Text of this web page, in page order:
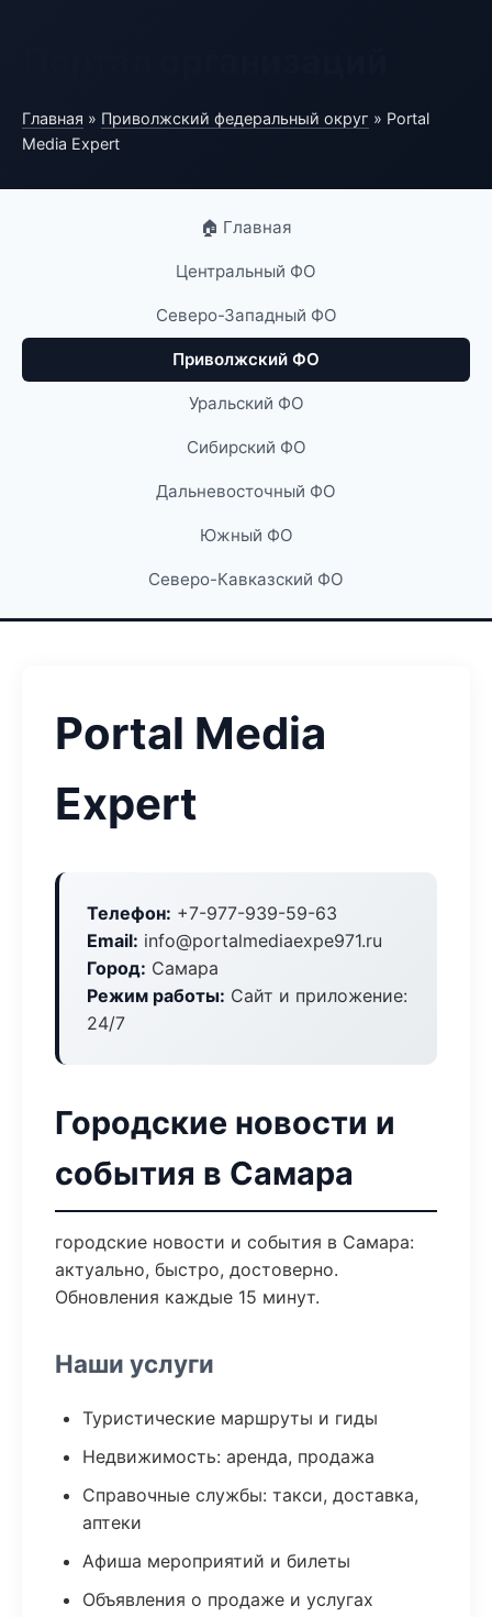
Главная » Приволжский федеральный округ » Portal
Media Expert
🏠 Главная
Центральный ФО
Северо-Западный ФО
Приволжский ФО
Уральский ФО
Сибирский ФО
Дальневосточный ФО
Южный ФО
Северо-Кавказский ФО
Portal Media
Expert
Телефон: +7-977-939-59-63
Email: info@portalmediaexpe971.ru
Город: Самара
Режим работы: Сайт и приложение:
24/7
Городские новости и
события в Самара
городские новости и события в Самара:
актуально, быстро, достоверно.
Обновления каждые 15 минут.
Наши услуги
Туристические маршруты и гиды
Недвижимость: аренда, продажа
Справочные службы: такси, доставка,
аптеки
Афиша мероприятий и билеты
Объявления о продаже и услугах